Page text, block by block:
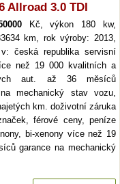
Allroad 3.0 TDI
Kč, výkon 180 kw,
km, rok výroby: 2013,
v: česká republika servisní
než 19 000 kvalitních a
aut. až 36 měsíců
mechanický stav vozu,
km. doživotní záruka
férové ceny, peníze
bi-xenony více než 19
garance na mechanický